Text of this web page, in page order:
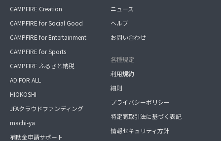
CAMPFIRE Creation
CAMPFIRE for Social Good
CAMPFIRE for Entertainment
CAMPFIRE for Sports
CAMPFIRE ふるさと納税
AD FOR ALL
HIOKOSHI
JFAクラウドファンディング
machi-ya
補助金申請サポート
ニュース
ヘルプ
お問い合わせ
各種規定
利用規約
細則
プライバシーポリシー
特定商取引法に基づく表記
情報セキュリティ方針